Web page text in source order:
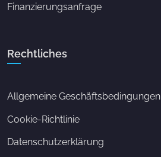
Finanzierungsanfrage
Rechtliches
Allgemeine Geschäftsbedingungen
Cookie-Richtlinie
Datenschutzerklärung